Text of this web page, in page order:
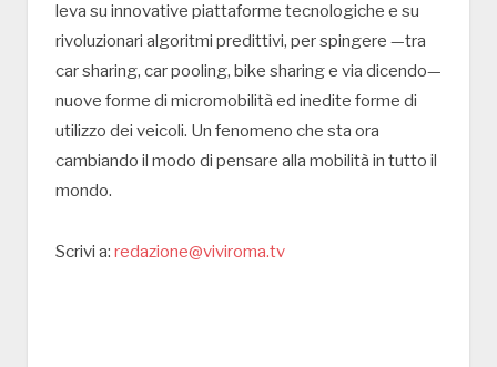
leva su innovative piattaforme tecnologiche e su
rivoluzionari algoritmi predittivi, per spingere —tra
car sharing, car pooling, bike sharing e via dicendo—
nuove forme di micromobilità ed inedite forme di
utilizzo dei veicoli. Un fenomeno che sta ora
cambiando il modo di pensare alla mobilità in tutto il
mondo.
Scrivi a: redazione@viviroma.tv